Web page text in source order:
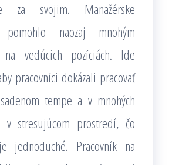
za svojim. Manažérske
pomohlo naozaj mnohým
na vedúcich pozíciách. Ide
pracovníci dokázali pracovať
tempe a v mnohých
v stresujúcom prostredí, čo
jednoduché. Pracovník na